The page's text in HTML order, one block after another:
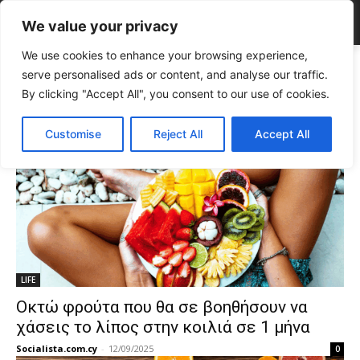
We value your privacy
We use cookies to enhance your browsing experience,
serve personalised ads or content, and analyse our traffic.
By clicking "Accept All", you consent to our use of cookies.
Customise Reject All Accept All
Tags διατροφή
Tag:διατροφή
LIFE
Οκτώ φρούτα που θα σε βοηθήσουν να
χάσεις το λίπος στην κοιλιά σε 1 μήνα
Socialista.com.cy - 12/09/2025 0